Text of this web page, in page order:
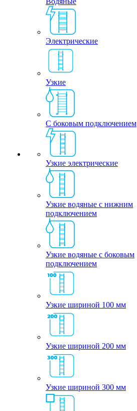
Электрические
Узкие
С боковым подключением
Узкие электрические
Узкие водяные с нижним
подключением
Узкие водяные с боковым
подключением
Узкие шириной 100 мм
Узкие шириной 200 мм
Узкие шириной 300 мм